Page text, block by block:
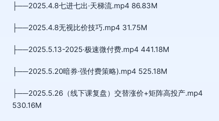
├──2025.4.8七进七出·天梯流.mp4 86.83M
├──2025.4.8无视比价技巧.mp4 31.75M
├──2025.5.13-2025·极速微付费.mp4 441.18M
├──2025.5.20暗券·强付费策略).mp4 525.18M
├──2025.5.26（线下课复盘）交替涨价+矩阵高投产.mp4
530.16M